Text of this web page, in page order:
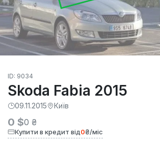
ID: 9034
Skoda Fabia 2015
09.11.2015 Київ
0 $0 ₴
Купити в кредит від0₴/міс